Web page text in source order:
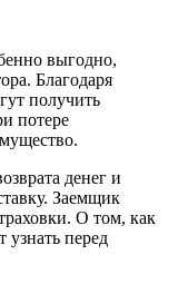
выгодно,
Благодаря
получить
потере
денег и
Заемщик
О том, как
узнать перед